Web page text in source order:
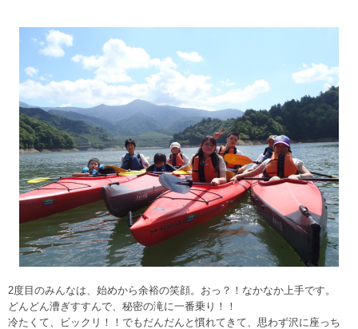
2度目のみんなは、始めから余裕の笑顔。おっ？！なかなか上手です。
どんどん漕ぎすすんで、秘密の滝に一番乗り！！
冷たくて、ビックリ！！でもだんだんと慣れてきて、思わず沢に座っち